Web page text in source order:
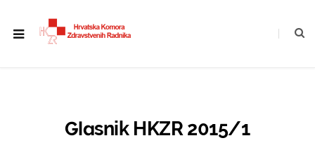
Glasnik HKZR 2015/1